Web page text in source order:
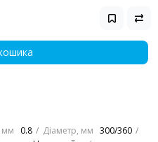
мм 0.8 Діаметр, мм 300/360